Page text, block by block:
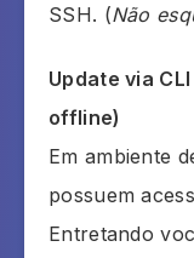
SSH. (Não
Update via
offline)
Em ambiente
possuem
Entretando